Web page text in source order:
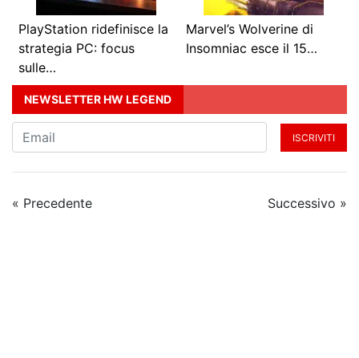
PlayStation ridefinisce la
strategia PC: focus
sulle…
Marvel’s Wolverine di
Insomniac esce il 15…
NEWSLETTER HW LEGEND
ISCRIVITI
« Precedente Successivo »